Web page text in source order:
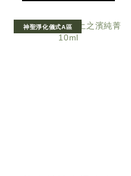
神聖淨化儀式A區